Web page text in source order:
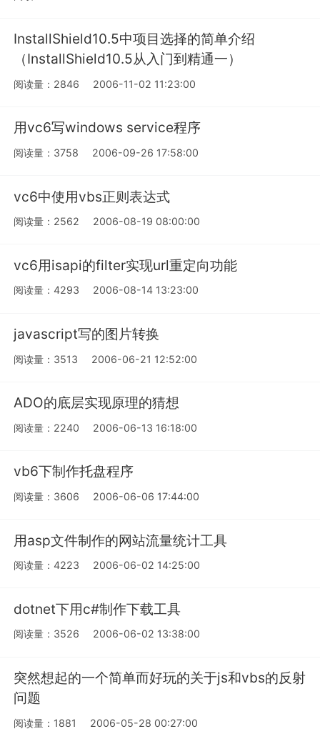
InstallShield10.5中项目选择的简单介绍
（InstallShield10.5从入门到精通一）
阅读量：2846 2006-11-02 11:23:00
用vc6写windows service程序
阅读量：3758 2006-09-26 17:58:00
vc6中使用vbs正则表达式
阅读量：2562 2006-08-19 08:00:00
vc6用isapi的filter实现url重定向功能
阅读量：4293 2006-08-14 13:23:00
javascript写的图片转换
阅读量：3513 2006-06-21 12:52:00
ADO的底层实现原理的猜想
阅读量：2240 2006-06-13 16:18:00
vb6下制作托盘程序
阅读量：3606 2006-06-06 17:44:00
用asp文件制作的网站流量统计工具
阅读量：4223 2006-06-02 14:25:00
dotnet下用c#制作下载工具
阅读量：3526 2006-06-02 13:38:00
突然想起的一个简单而好玩的关于js和vbs的反射
问题
阅读量：1881 2006-05-28 00:27:00